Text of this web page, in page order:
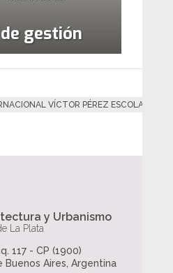
gestión
VÍCTOR PÉREZ ESCOLANO
y Urbanismo
La Plata
117 - CP (1900)
Buenos Aires, Argentina